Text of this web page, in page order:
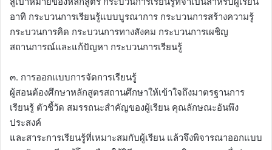
อาทิ กระบวนการเรียนรู้แบบบูรณาการ กระบวนการสร้างความรู้
กระบวนการคิด กระบวนการทางสังคม กระบวนการเผชิญ
สถานการณ์และแก้ปัญหา กระบวนการเรียนรู้
๓. การออกแบบการจัดการเรียนรู้
ผู้สอนต้องศึกษาหลักสูตรสถานศึกษาให้เข้าใจถึงมาตรฐานการ
เรียนรู้ ตัวชี้วัด สมรรถนะสำคัญของผู้เรียน คุณลักษณะอันพึง
ประสงค์
และสาระการเรียนรู้ที่เหมาะสมกับผู้เรียน แล้วจึงพิจารณาออกแบบ